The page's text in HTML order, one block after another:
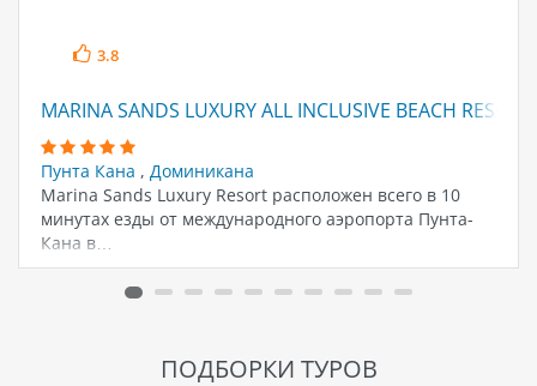
3.8
MARINA SANDS LUXURY ALL INCLUSIVE BEACH RESORT
Пунта Кана , Доминикана
Marina Sands Luxury Resort расположен всего в 10
минутах езды от международного аэропорта Пунта-
Кана в…
ПОДБОРКИ ТУРОВ